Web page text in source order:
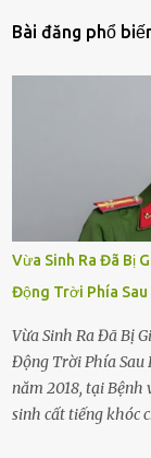
Bài đăng phổ
Vừa Sinh Ra Đã Bị
Động Trời Phía Sau
Vừa Sinh Ra Đã Bị
Động Trời Phía Sau
năm 2018, tại Bệnh
sinh cất tiếng khóc